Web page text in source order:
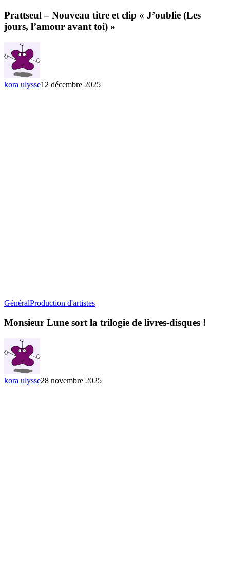
Nouveau
titre
et
avant
Prattseul – Nouveau titre et clip « J’oublie (Les
jours, l’amour avant toi) »
kora ulysse12 décembre 2025
GénéralProduction d'artistesMonsieur
sort
!
Monsieur Lune sort la trilogie de livres-disques !
kora ulysse28 novembre 2025